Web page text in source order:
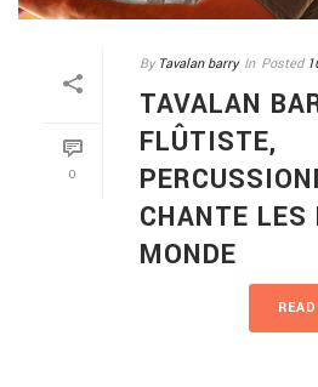
0
By Tavalan barry In Posted
TAVALAN
FLÛTISTE,
CHANTE
MONDE